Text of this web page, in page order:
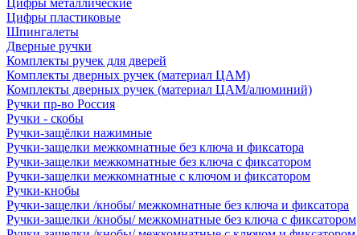
Цифры металлические
Цифры пластиковые
Шпингалеты
Дверные ручки
Комплекты ручек для дверей
Комплекты дверных ручек (материал ЦАМ)
Комплекты дверных ручек (материал ЦАМ/алюминий)
Ручки пр-во Россия
Ручки - скобы
Ручки-защёлки нажимные
Ручки-защелки межкомнатные без ключа и фиксатора
Ручки-защелки межкомнатные без ключа с фиксатором
Ручки-защелки межкомнатные с ключом и фиксатором
Ручки-кнобы
Ручки-защелки /кнобы/ межкомнатные без ключа и фиксатора
Ручки-защелки /кнобы/ межкомнатные без ключа с фиксатором